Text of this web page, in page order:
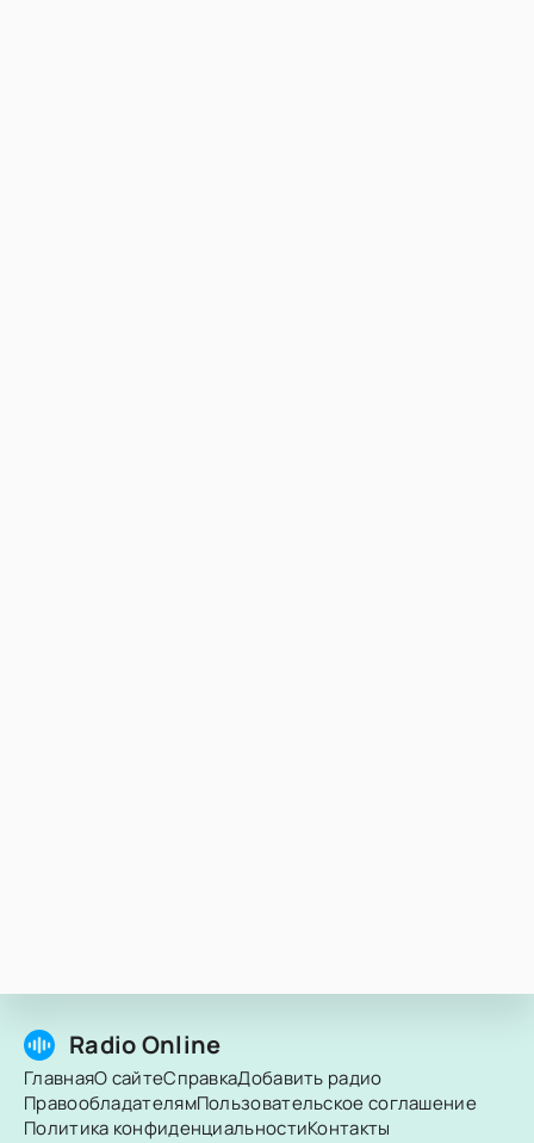
Radio Online
ГлавнаяО сайтеСправкаДобавить радио
ПравообладателямПользовательское соглашение
Политика конфиденциальностиКонтакты